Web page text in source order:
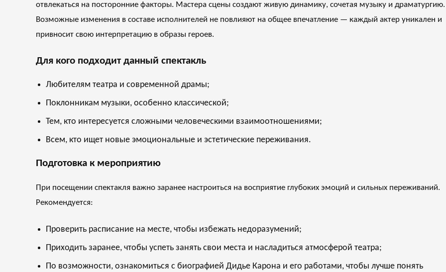
отвлекаться на посторонние факторы. Мастера сцены создают живую динамику, сочетая музыку и драматургию.
Возможные изменения в составе исполнителей не повлияют на общее впечатление — каждый актер уникален и
привносит свою интерпретацию в образы героев.
Для кого подходит данный спектакль
Любителям театра и современной драмы;
Поклонникам музыки, особенно классической;
Тем, кто интересуется сложными человеческими взаимоотношениями;
Всем, кто ищет новые эмоциональные и эстетические переживания.
Подготовка к мероприятию
При посещении спектакля важно заранее настроиться на восприятие глубоких эмоций и сильных переживаний.
Рекомендуется:
Проверить расписание на месте, чтобы избежать недоразумений;
Приходить заранее, чтобы успеть занять свои места и насладиться атмосферой театра;
По возможности, ознакомиться с биографией Дидье Карона и его работами, чтобы лучше понять